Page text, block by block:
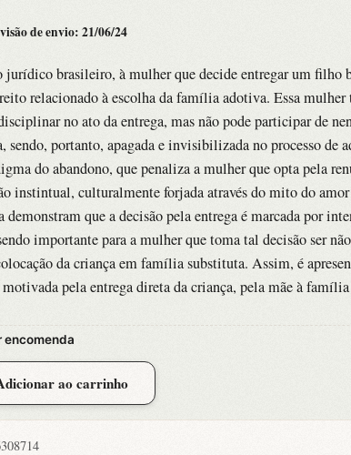
de envio: 21/06/24
jurídico brasileiro, à mulher que decide entregar um filho
relacionado à escolha da família adotiva. Essa
no ato da entrega, mas não pode participar de
sendo, portanto, apagada e invisibilizada no processo de
do abandono, que penaliza a mulher que opta pela
instintual, culturalmente forjada através do mito do
demonstram que a decisão pela entrega é marcada por
importante para a mulher que toma tal decisão ser
da criança em família substituta. Assim, é
pela entrega direta da criança, pela mãe à
encomenda
ao carrinho